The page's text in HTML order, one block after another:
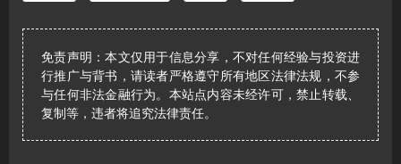
免责声明：本文仅用于信息分享，不对任何经验与投资进
行推广与背书，请读者严格遵守所有地区法律法规，不参
与任何非法金融行为。本站点内容未经许可，禁止转载、
复制等，违者将追究法律责任。